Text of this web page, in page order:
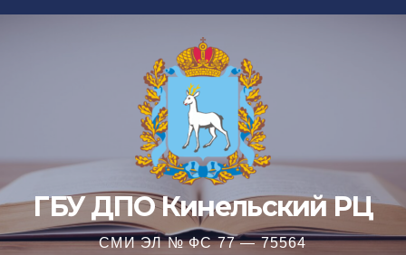
Перейти
ГБУ ДПО Кинельский РЦ
СМИ ЭЛ № ФС 77 — 75564